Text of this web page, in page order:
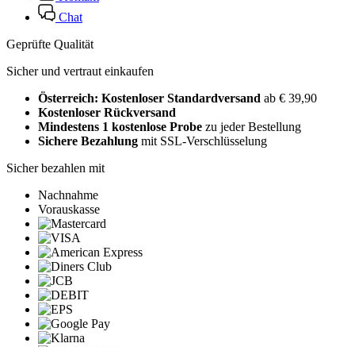
Chat
Geprüfte Qualität
Sicher und vertraut einkaufen
Österreich: Kostenloser Standardversand ab € 39,90
Kostenloser Rückversand
Mindestens 1 kostenlose Probe zu jeder Bestellung
Sichere Bezahlung mit SSL-Verschlüsselung
Sicher bezahlen mit
Nachnahme
Vorauskasse